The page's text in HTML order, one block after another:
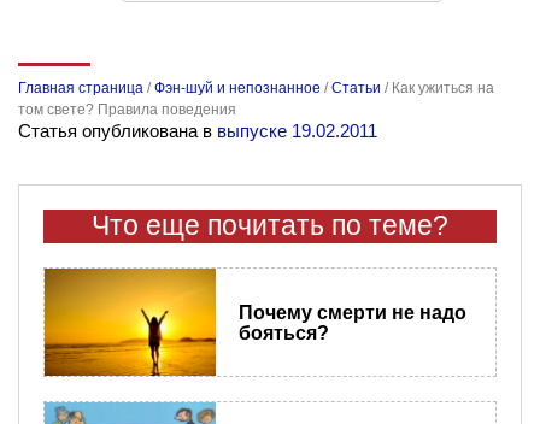
Главная страница /Фэн-шуй и непознанное /Статьи / Как ужиться на
том свете? Правила поведения
Статья опубликована в выпуске 19.02.2011
Что еще почитать по теме?
Почему смерти не надо
бояться?